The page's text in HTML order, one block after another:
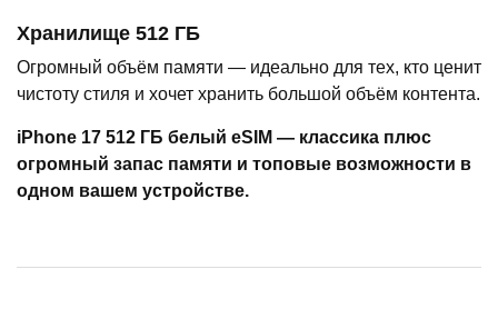
Хранилище 512 ГБ
Огромный объём памяти — идеально для тех, кто ценит
чистоту стиля и хочет хранить большой объём контента.
iPhone 17 512 ГБ белый eSIM — классика плюс
огромный запас памяти и топовые возможности в
одном вашем устройстве.